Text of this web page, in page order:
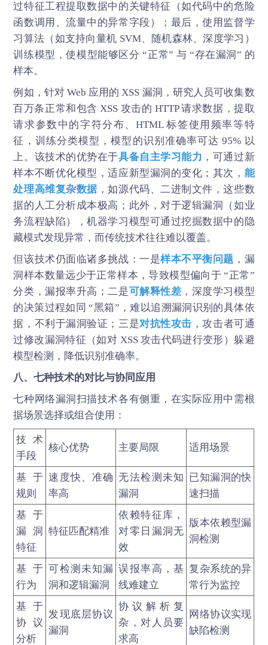
过特征工程提取数据中的关键特征（如代码中的危险
函数调用、流量中的异常字段）；最后，使用监督学
习算法（如支持向量机 SVM、随机森林、深度学习）
训练模型，使模型能够区分 “正常” 与 “存在漏洞” 的
样本。
例如，针对 Web 应用的 XSS 漏洞，研究人员可收集数
百万条正常和包含 XSS 攻击的 HTTP 请求数据，提取
请求参数中的字符分布、HTML 标签使用频率等特
征，训练分类模型，模型的识别准确率可达 95% 以
上。该技术的优势在于具备自主学习能力 ，可通过新
样本不断优化模型，适应新型漏洞的变化；其次， 能
处理高维复杂数据，如源代码、二进制文件，这些数
据的人工分析成本极高；此外，对于逻辑漏洞（如业
务流程缺陷），机器学习模型可通过挖掘数据中的隐
藏模式发现异常，而传统技术往往难以覆盖。
但该技术仍面临诸多挑战：一是样本不平衡问题 ，漏
洞样本数量远少于正常样本，导致模型偏向于 “正常”
分类，漏报率升高；二是可解释性差 ，深度学习模型
的决策过程如同 “黑箱”，难以追溯漏洞识别的具体依
据，不利于漏洞验证；三是对抗性攻击 ，攻击者可通
过修改漏洞特征（如对 XSS 攻击代码进行变形）躲避
模型检测，降低识别准确率。
八、七种技术的对比与协同应用
七种网络漏洞扫描技术各有侧重，在实际应用中需根
据场景选择或组合使用：
技术
手段
核心优势 主要局限 适用场景
基于
规则
速度快、准确
率高
无法检测未知
漏洞
已知漏洞的快
速扫描
基于
漏洞
特征
特征匹配精准
依赖特征库，
对零日漏洞无
效
版本依赖型漏
洞检测
基于
行为
可检测未知漏
洞和逻辑漏洞
误报率高，基
线难建立
复杂系统的异
常行为监控
基于
协议
分析
发现底层协议
漏洞
协议解析复
杂，对人员要
求高
网络协议实现
缺陷检测